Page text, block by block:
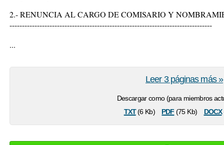
2.- RENUNCIA AL CARGO DE COMISARIO Y
---------------------------------------------------------------------------------
...
Descargar como (para miembros
txt(6 Kb) pdf (75 Kb) docx
Leer 3 páginas más »